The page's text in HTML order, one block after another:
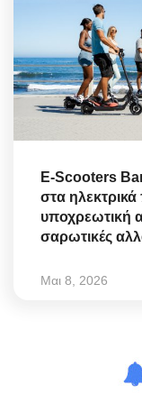
E-Scooters
στα ηλεκτρικά
υποχρεωτική
σαρωτικές
Μαι 8, 2026